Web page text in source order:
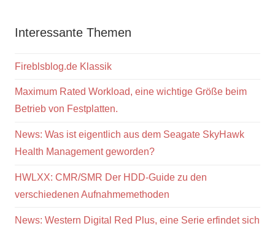
Interessante Themen
Fireblsblog.de Klassik
Maximum Rated Workload, eine wichtige Größe beim
Betrieb von Festplatten.
News: Was ist eigentlich aus dem Seagate SkyHawk
Health Management geworden?
HWLXX: CMR/SMR Der HDD-Guide zu den
verschiedenen Aufnahmemethoden
News: Western Digital Red Plus, eine Serie erfindet sich